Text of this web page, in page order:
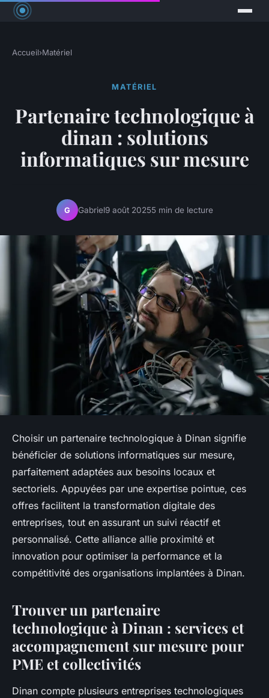
Accueil›Matériel
MATÉRIEL
Partenaire technologique à
dinan : solutions
informatiques sur mesure
G Gabriel9 août 20255 min de lecture
Choisir un partenaire technologique à Dinan signifie
bénéficier de solutions informatiques sur mesure,
parfaitement adaptées aux besoins locaux et
sectoriels. Appuyées par une expertise pointue, ces
offres facilitent la transformation digitale des
entreprises, tout en assurant un suivi réactif et
personnalisé. Cette alliance allie proximité et
innovation pour optimiser la performance et la
compétitivité des organisations implantées à Dinan.
Trouver un partenaire
technologique à Dinan : services et
accompagnement sur mesure pour
PME et collectivités
Dinan compte plusieurs entreprises technologiques